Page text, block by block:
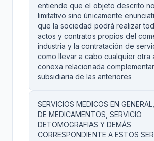
entiende que el objeto descrito
limitativo sino únicamente
que la sociedad podrá realizar
actos y contratos propios del
industria y la contratación de
como llevar a cabo cualquier otra
conexa relacionada
subsidiaria de las anteriores
SERVICIOS MEDICOS EN
DE MEDICAMENTOS, SERVICIO
DETOMOGRAFIAS Y DEMÁS
CORRESPONDIENTE A ESTOS